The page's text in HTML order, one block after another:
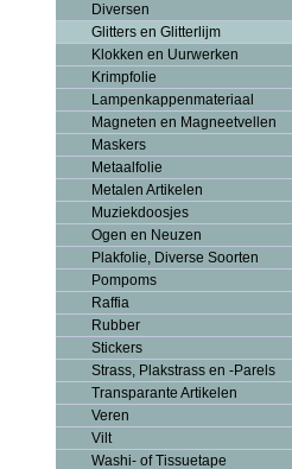
Diversen
Glitters en Glitterlijm
Klokken en Uurwerken
Krimpfolie
Lampenkappenmateriaal
Magneten en Magneetvellen
Maskers
Metaalfolie
Metalen Artikelen
Muziekdoosjes
Ogen en Neuzen
Plakfolie, Diverse Soorten
Pompoms
Raffia
Rubber
Stickers
Strass, Plakstrass en -Parels
Transparante Artikelen
Veren
Vilt
Washi- of Tissuetape